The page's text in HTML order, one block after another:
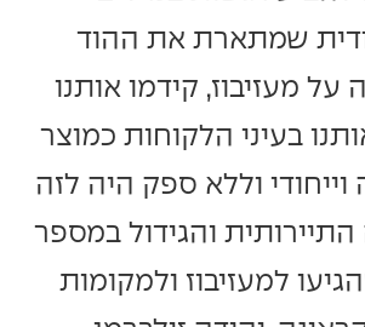
שמתארת את ההוד
מעזיבוז, קידמו אותנו
בעיני הלקוחות כמוצר
וללא ספק היה לזה
והגידול במספר
למעזיבוז ולמקומות